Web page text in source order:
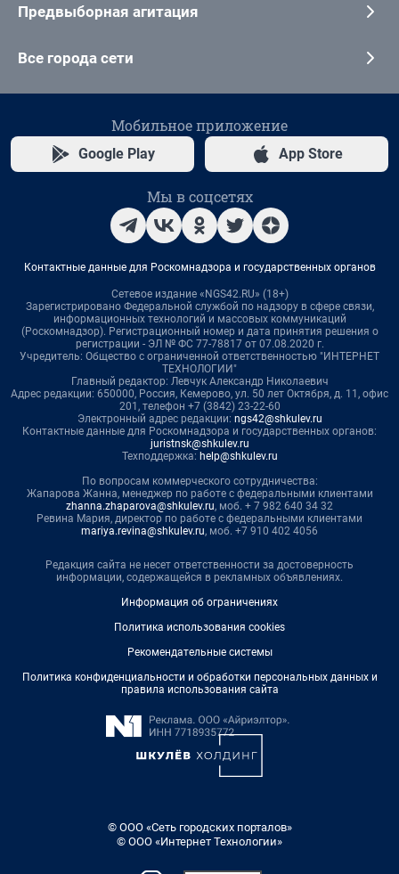
Предвыборная агитация
Все города сети
Мобильное приложение
Google Play App Store
Мы в соцсетях
Контактные данные для Роскомнадзора и государственных органов
Сетевое издание «NGS42.RU» (18+)
Зарегистрировано Федеральной службой по надзору в сфере связи,
информационных технологий и массовых коммуникаций
(Роскомнадзор). Регистрационный номер и дата принятия решения о
регистрации - ЭЛ № ФС 77-78817 от 07.08.2020 г.
Учредитель: Общество с ограниченной ответственностью "ИНТЕРНЕТ
ТЕХНОЛОГИИ"
Главный редактор: Левчук Александр Николаевич
Адрес редакции: 650000, Россия, Кемерово, ул. 50 лет Октября, д. 11, офис
201, телефон +7 (3842) 23-22-60
Электронный адрес редакции: ngs42@shkulev.ru
Контактные данные для Роскомнадзора и государственных органов:
juristnsk@shkulev.ru
Техподдержка: help@shkulev.ru
По вопросам коммерческого сотрудничества:
Жапарова Жанна, менеджер по работе с федеральными клиентами
zhanna.zhaparova@shkulev.ru, моб. + 7 982 640 34 32
Ревина Мария, директор по работе с федеральными клиентами
mariya.revina@shkulev.ru, моб. +7 910 402 4056
Редакция сайта не несет ответственности за достоверность
информации, содержащейся в рекламных объявлениях.
Информация об ограничениях
Политика использования cookies
Рекомендательные системы
Политика конфиденциальности и обработки персональных данных и
правила использования сайта
© ООО «Сеть городских порталов»
© ООО «Интернет Технологии»